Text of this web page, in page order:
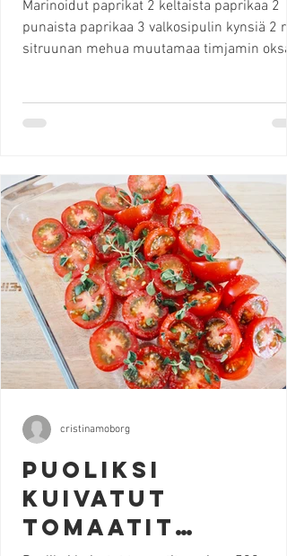
Marinoidut paprikat 2 keltaista paprikaa 2
punaista paprikaa 3 valkosipulin kynsiä 2 rkl
sitruunan mehua muutamaa timjamin oksa
220 C Halkaise paprikat ja poista siemenet.
muovipussissa jotta saat helposti poistettua
kuoret. Leikkaa paprikat ohuiksi siivuiksi ja
laita ne lasipurkkiin. Lisää valkosipulin
yrtit, öljyä, suo
Puoliksi
kuivatut
tomaatit
cristinamoborg